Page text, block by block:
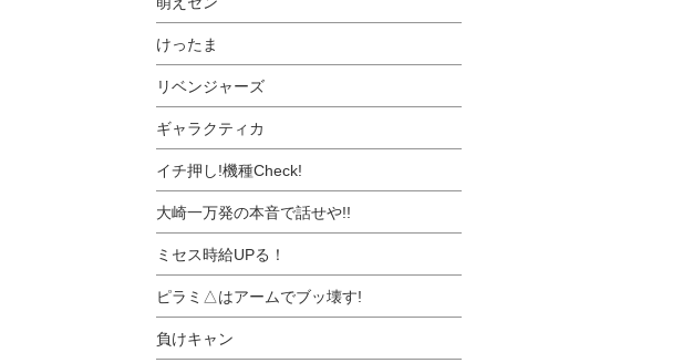
けったま
リベンジャーズ
ギャラクティカ
イチ押し!機種Check!
大崎一万発の本音で話せや!!
ミセス時給UPる！
ピラミ△はアームでブッ壊す!
負けキャン